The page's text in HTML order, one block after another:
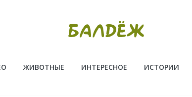
ЖИВОТНЫЕ ИНТЕРЕСНОЕ ИСТОРИИ